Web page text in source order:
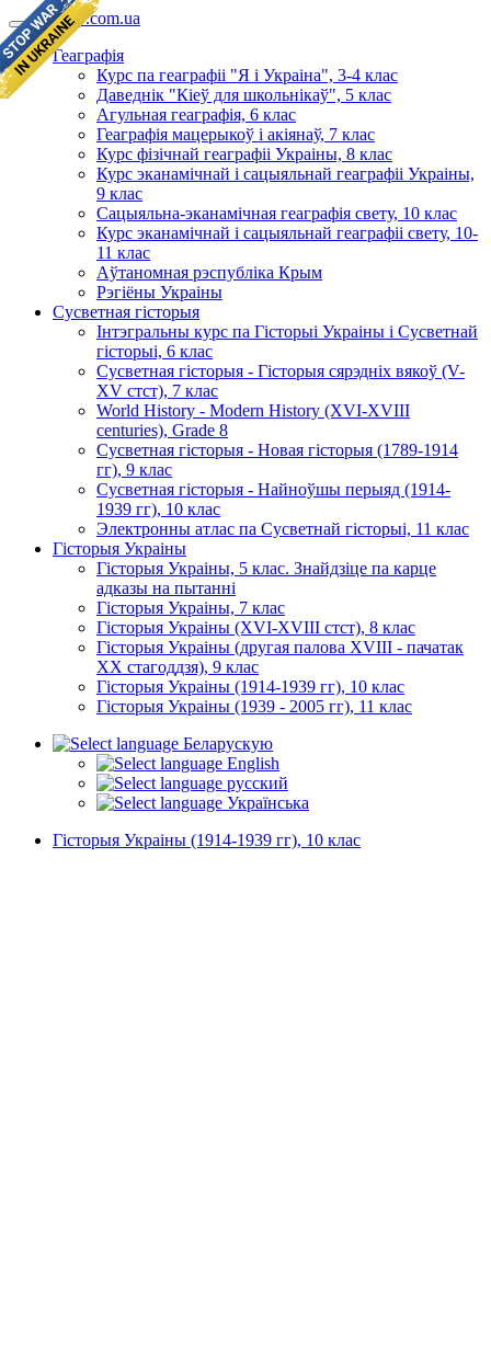
geomap.com.ua
Геаграфія
Курс па геаграфіі "Я і Украіна", 3-4 клас
Даведнік "Кіеў для школьнікаў", 5 клас
Агульная геаграфія, 6 клас
Геаграфія мацерыкоў і акіянаў, 7 клас
Курс фізічнай геаграфіі Украіны, 8 клас
Курс эканамічнай і сацыяльнай геаграфіі Украіны,
9 клас
Сацыяльна-эканамічная геаграфія свету, 10 клас
Курс эканамічнай і сацыяльнай геаграфіі свету, 10-
11 клас
Аўтаномная рэспубліка Крым
Рэгіёны Украіны
Сусветная гісторыя
Інтэгральны курс па Гісторыі Украіны і Сусветнай
гісторыі, 6 клас
Сусветная гісторыя - Гісторыя сярэдніх вякоў (V-
XV стст), 7 клас
World History - Modern History (XVI-XVIII
centuries), Grade 8
Сусветная гісторыя - Новая гісторыя (1789-1914
гг), 9 клас
Сусветная гісторыя - Найноўшы перыяд (1914-
1939 гг), 10 клас
Электронны атлас па Сусветнай гісторыі, 11 клас
Гісторыя Украіны
Гісторыя Украіны, 5 клас. Знайдзіце па карце
адказы на пытанні
Гісторыя Украіны, 7 клас
Гісторыя Украіны (XVI-XVIII стст), 8 клас
Гісторыя Украіны (другая палова XVIII - пачатак
XX стагоддзя), 9 клас
Гісторыя Украіны (1914-1939 гг), 10 клас
Гісторыя Украіны (1939 - 2005 гг), 11 клас
Беларускую
English
русский
Українська
Гісторыя Украіны (1914-1939 гг), 10 клас